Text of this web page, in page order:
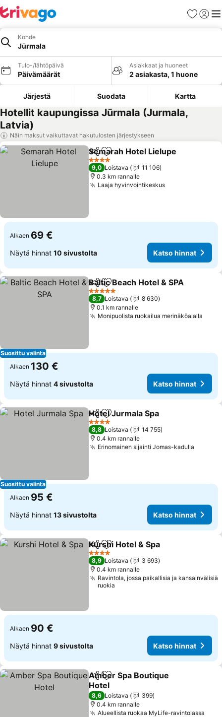
Suosikit
Kohde
Jūrmala
Tulo-/lähtöpäivä
Päivämäärät
Asiakkaat ja huoneet
2 asiakasta, 1 huone
Järjestä Suodata Kartta
Hotellit kaupungissa Jūrmala (Jurmala,
Latvia)
Näin maksut vaikuttavat hakutulosten järjestykseen
Jaa Lisää suosikkeihin
Semarah Hotel Lielupe
4 Tähtiluokitus
9,0 Loistava
11 106
0.3 km rannalle
Laaja hyvinvointikeskusKatso hinnat
Alkaen 69 €
Näytä hinnat 10 sivustolta Katso hinnat
Suosittu valinta
Jaa Lisää suosikkeihin
Baltic Beach Hotel & SPA
5 Tähtiluokitus
8,7 Loistava
8 630
0.1 km rannalle
Monipuolista ruokailua merinäköalalla
Alkaen 130 €
Näytä hinnat 4 sivustolta Katso hinnat
Suosittu valinta
Jaa Lisää suosikkeihin
Hotel Jurmala Spa
4 Tähtiluokitus
8,8 Loistava
14 755
0.4 km rannalle
Erinomainen sijainti Jomas-kadulla
Alkaen 95 €
Näytä hinnat 13 sivustolta Katso hinnat
Jaa Lisää suosikkeihin
Kurshi Hotel & Spa
4 Tähtiluokitus
8,9 Loistava
3 693
0.4 km rannalle
Ravintola, jossa paikallisia ja kansainvälisiä
ruokia
Alkaen 90 €
Näytä hinnat 9 sivustolta Katso hinnat
Jaa Lisää suosikkeihin
Amber Spa Boutique
Hotel
Katso hinnat
8,6 Loistava
399
0.4 km rannalle
Alueellista ruokaa MyLife-ravintolassa